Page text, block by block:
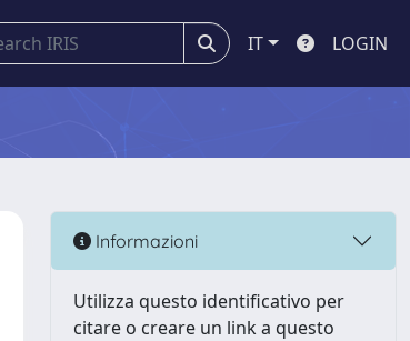
IT LOGIN
Informazioni
Utilizza questo identificativo per
citare o creare un link a questo